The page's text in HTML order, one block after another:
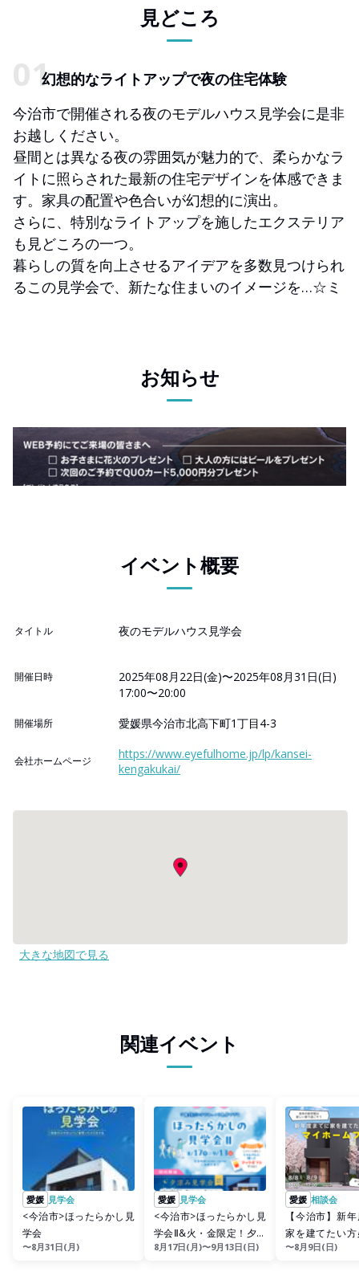
見どころ
幻想的なライトアップで夜の住宅体験
今治市で開催される夜のモデルハウス見学会に是非
お越しください。
昼間とは異なる夜の雰囲気が魅力的で、柔らかなラ
イトに照らされた最新の住宅デザインを体感できま
す。家具の配置や色合いが幻想的に演出。
さらに、特別なライトアップを施したエクステリア
も見どころの一つ。
暮らしの質を向上させるアイデアを多数見つけられ
るこの見学会で、新たな住まいのイメージを…☆ミ
お知らせ
イベント概要
タイトル 夜のモデルハウス見学会
開催日時
2025年08月22日(金)〜2025年08月31日(日)
17:00〜20:00
開催場所 愛媛県今治市北高下町1丁目4-3
会社ホームページ
https://www.eyefulhome.jp/lp/kansei-
kengakukai/
大きな地図で見る
関連イベント
愛媛 見学会
<今治市>ほったらかし見
学会
〜8月31日(月)
愛媛 見学会
<今治市>ほったらかし見
学会Ⅱ&火・金限定！夕涼
み見学会
8月17日(月)〜9月13日(日)
愛媛 相談会
【今治市】新
家を建てたい
イホームフェア
〜8月9日(日)